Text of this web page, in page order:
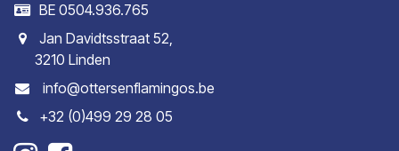
BE 0504.936.765
Jan Davidtsstraat 52,
3210 Linden
info@ottersenflamingos.be
+32 (0)499 29 28 05